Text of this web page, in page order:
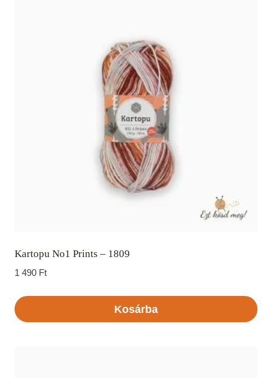
Kartopu No1 Prints – 1809
1 490 Ft
Kosárba